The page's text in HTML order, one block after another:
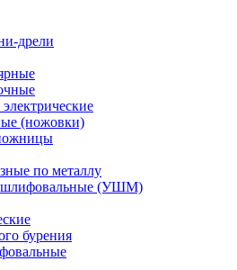
дрели
(ножовки)
по металлу
(УШМ)
бурения